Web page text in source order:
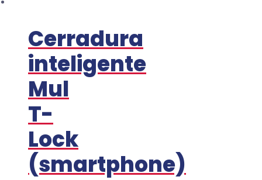
Cerradura
inteligente
Mul
T-
Lock
(smartphone)